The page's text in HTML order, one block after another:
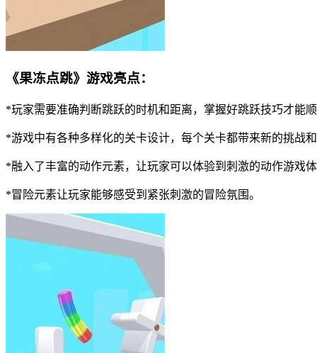
《果冻点跳》游戏亮点：
*玩家需要准确判断跳跃的时机和距离，掌握好跳跃技巧才能顺
*游戏中有各种多样化的关卡设计，每个关卡都带来新的挑战和
*融入了丰富的动作元素，让玩家可以体验到刺激的动作游戏体
*冒险元素让玩家能够感受到紧张刺激的冒险氛围。